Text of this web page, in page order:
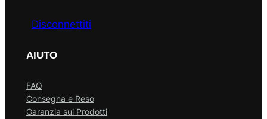
Disconnettiti
AIUTO
FAQ
Consegna e Reso
Garanzia sui Prodotti